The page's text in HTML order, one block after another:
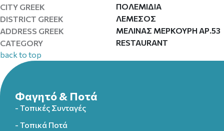
CITY GREEK
ΠΟΛΕΜΙΔΙΑ
DISTRICT GREEK
ΛΕΜΕΣΟΣ
ADDRESS GREEK
ΜΕΛΙΝΑΣ ΜΕΡΚΟΥΡΗ ΑΡ.53
CATEGORY
RESTAURANT
back to top
Φαγητό & Ποτά
- Τοπικές Συνταγές
- Τοπικά Ποτά